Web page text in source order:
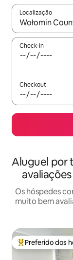
Localização
Quando os
Check-in
Checkout
Aluguel por
Os hóspedes
muito bem
Entre os
Preferido dos